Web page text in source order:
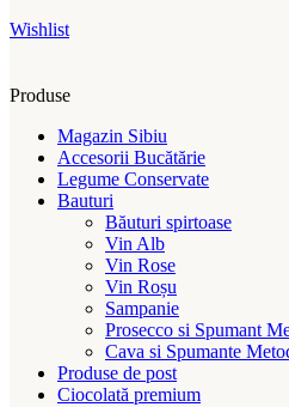
Wishlist
Produse
Magazin Sibiu
Accesorii Bucătărie
Legume Conservate
Bauturi
Băuturi spirtoase
Vin Alb
Vin Rose
Vin Roșu
Sampanie
Prosecco si Spumant
Cava si Spumante
Produse de post
Ciocolată premium